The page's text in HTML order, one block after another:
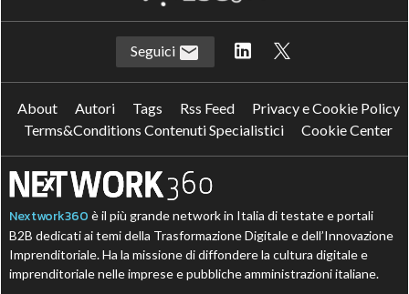
Seguici
About Autori Tags Rss Feed
Privacy e Cookie Policy
Terms&Conditions Contenuti Specialistici
Cookie Center
Nextwork360 è il più grande network in Italia di testate e portali
B2B dedicati ai temi della Trasformazione Digitale e dell’Innovazione
Imprenditoriale. Ha la missione di diffondere la cultura digitale e
imprenditoriale nelle imprese e pubbliche amministrazioni italiane.